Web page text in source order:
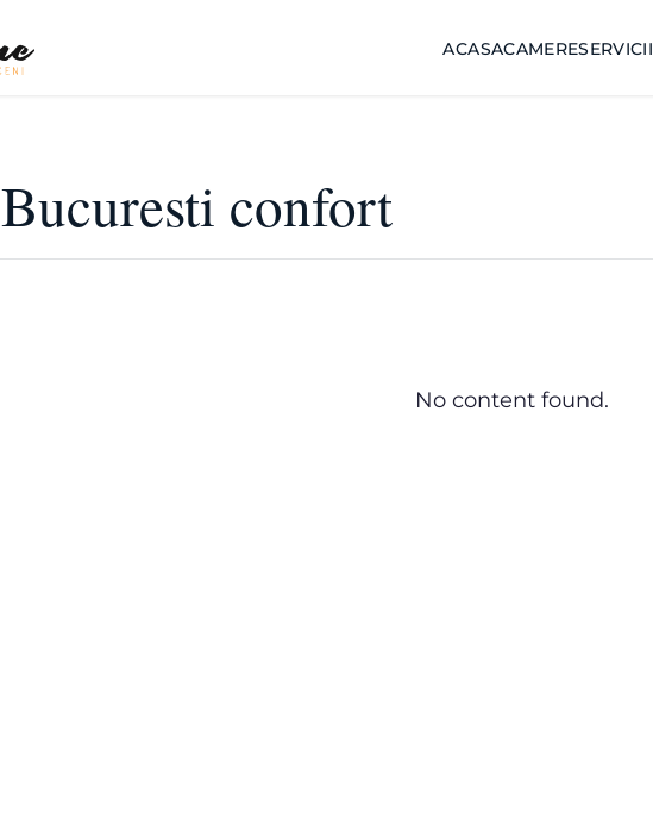
ACASACAMERESERVICII
Bucuresti confort
No content found.